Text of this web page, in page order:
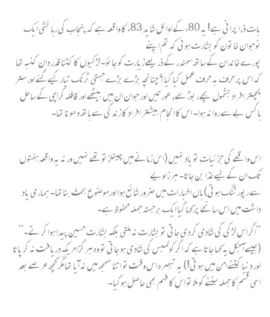
بات ذرا پرانی ہے! یہ 80ء کے اوائل شاید 83ء کا واقعہ ہے کہ پنجاب کی رہا ئشی ایک
نوجوان خاتون کو بشارت ہوئی کہ تم اپنے
پورے خاندان کے ساتھ سمندر کے ذریعے زیارت کو جائو۔لڑکیوں کا کتنا قدر دان کنبہ تھا
کہ اس پر حرف بہ حرف عمل کیا گیا؟ چنانچہ بڑے بڑے جستی ٹرنک تیار کیے گئے اور ستر
پچھتر افراد بشمول بچے، بوڑھے، عورتیں اور جوان ان میں بیٹھے اور قافلہ کراچی کے ساحل
ہاکس بے سے روانہ ہوا۔ اس کا انجام بیشتر افراد کا زندگی سے ہاتھ دھونا تھا۔
اس واقعے کی جزئیات تو یاد نہیں (اس زمانے میں چینلز تو تھے نہیں ورنہ یہ واقعہ ہفتوں
تک ان کے لیے غذا بن جاتا۔ ہر زاویے
سے رپورٹنگ ہوتی) ہاں اخبارات میں ضرور شائع ہوا اور موضوع بحث بناتھا۔ ہماری یاد
داشت میں اس سانحے پر کہا گیا ایک برجستہ جملہ محفوظ ہے۔
“اگر اس لڑ کی کی شادی کر دی جاتی تو بشارت نہ ملتی بلکہ بشارت حسین پیدا ہوا کر تے۔”
(جیسے آ جکل یہ کہا جاتا ہے کہ اگر کولمبس کی شادی ہو جاتی تو وہ ہر گز امریکہ دریافت نہ کر پاتا
اور دنیا کتنے امن میں ہو تی!) یہ تبصرہ اس وقت تو اتنا سمجھ میں نہ آیا تھا مگر کچھ عر صے بعد
اسی قسم کا جملہ سننے کو ملا تو اس کا فہم بھی حا صل ہوگیا۔